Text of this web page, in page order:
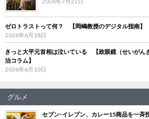
ゼロトラストって何？ 【岡嶋教授のデジタル指南】
2026年6月18日
きっと大平元首相は泣いている 【政眼鏡（せいがん
治コラム】
2026年6月10日
グルメ
セブン‐イレブン、カレー15商品を一